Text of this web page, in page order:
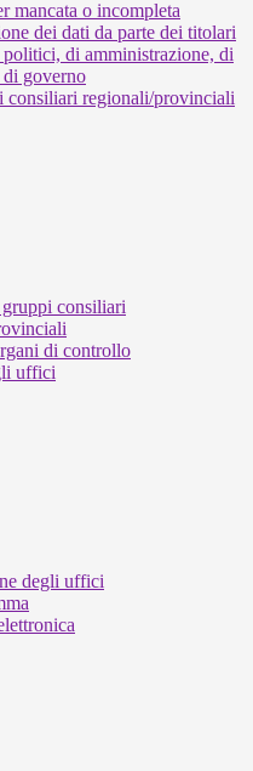
mancata o incompleta
dei dati da parte dei titolari
di amministrazione, di
governo
consiliari regionali/provinciali
consiliari
di controllo
uffici
degli uffici